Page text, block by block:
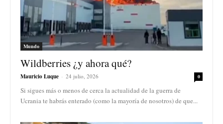
Mundo
Wildberries ¿y ahora qué?
Mauricio Luque - 24 julio, 2026 0
Si sigues más o menos de cerca la actualidad de la guerra de
Ucrania te habrás enterado (como la mayoría de nosotros) de que...